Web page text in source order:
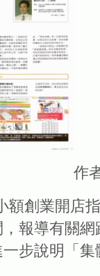
作
創業開店
報導有關
步說明「集